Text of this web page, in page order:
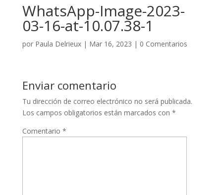
WhatsApp-Image-2023-
03-16-at-10.07.38-1
por Paula Delrieux| Mar 16, 2023 | 0 Comentarios
Enviar comentario
Tu dirección de correo electrónico no será publicada.
Los campos obligatorios están marcados con *
Comentario *